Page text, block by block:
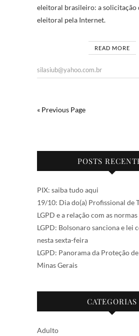
eleitoral brasileiro: a
eleitoral pela Internet.
READ MORE
silasiub@yahoo.com.br
« Previous Page
POSTS
PIX: saiba tudo aqui
19/10: Dia do(a) Profissional de
LGPD e a relação com as
LGPD: Bolsonaro sanciona e lei
nesta sexta-feira
LGPD: Panorama da Proteção
Minas Gerais
CATEGORIAS
Adulto